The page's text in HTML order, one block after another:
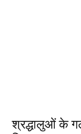
श्रद्धालुओं के